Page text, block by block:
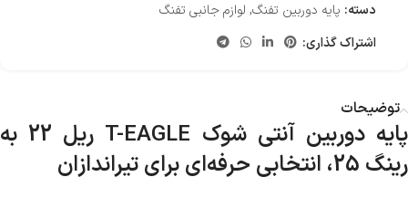
دسته: پایه دوربین تفنگ, لوازم جانبی تفنگ
اشتراک گذاری:
توضیحات
پایه دوربین آنتی شوک T-EAGLE ریل 22 به
رینگ 25، انتخابی حرفه‌ای برای تیراندازان